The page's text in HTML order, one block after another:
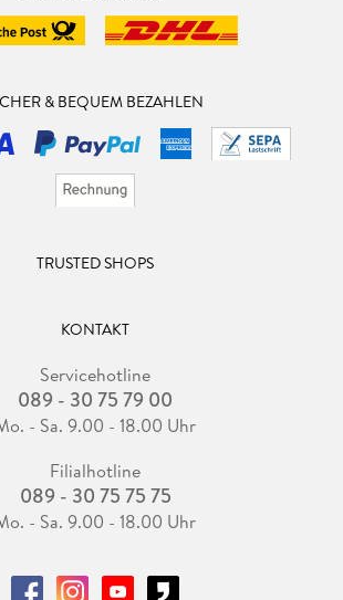
& BEQUEM BEZAHLEN
TRUSTED SHOPS
KONTAKT
Servicehotline
089 - 30 75 79 00
- Sa. 9.00 - 18.00 Uhr
Filialhotline
089 - 30 75 75 75
- Sa. 9.00 - 18.00 Uhr